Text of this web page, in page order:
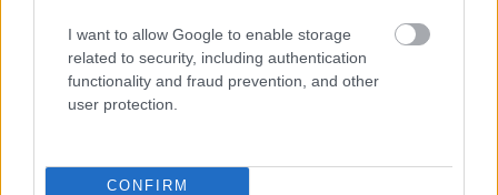
I want to allow Google to enable storage
related to security, including authentication
functionality and fraud prevention, and other
user protection.
CONFIRM